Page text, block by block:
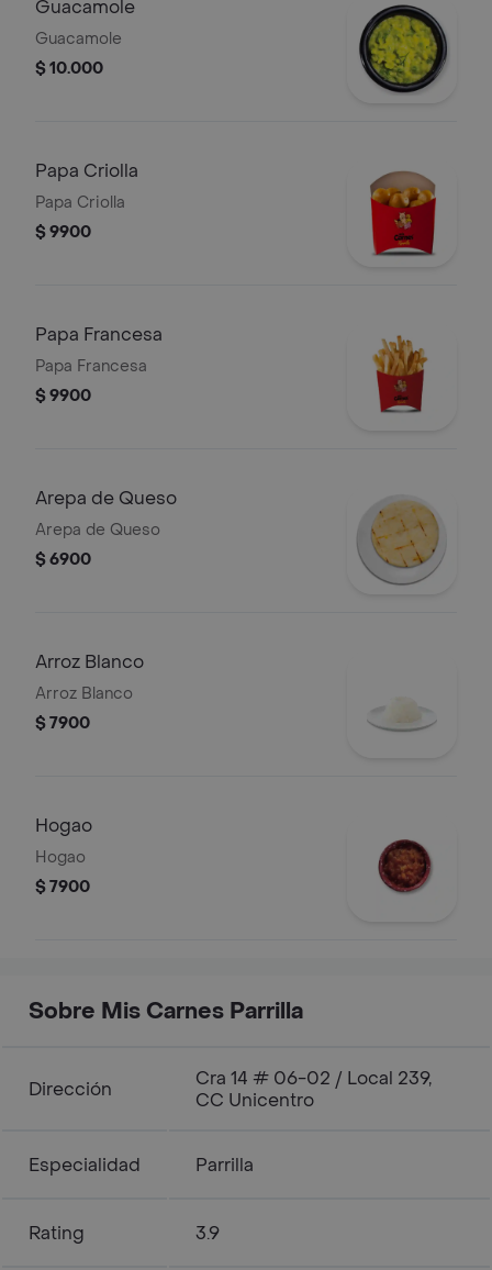
Guacamole
Guacamole
$ 10.000
Papa Criolla
Papa Criolla
$ 9900
Papa Francesa
Papa Francesa
$ 9900
Arepa de Queso
Arepa de Queso
$ 6900
Arroz Blanco
Arroz Blanco
$ 7900
Hogao
Hogao
$ 7900
Sobre Mis Carnes Parrilla
Dirección
Cra 14 # 06-02 / Local 239,
CC Unicentro
Especialidad Parrilla
Rating 3.9